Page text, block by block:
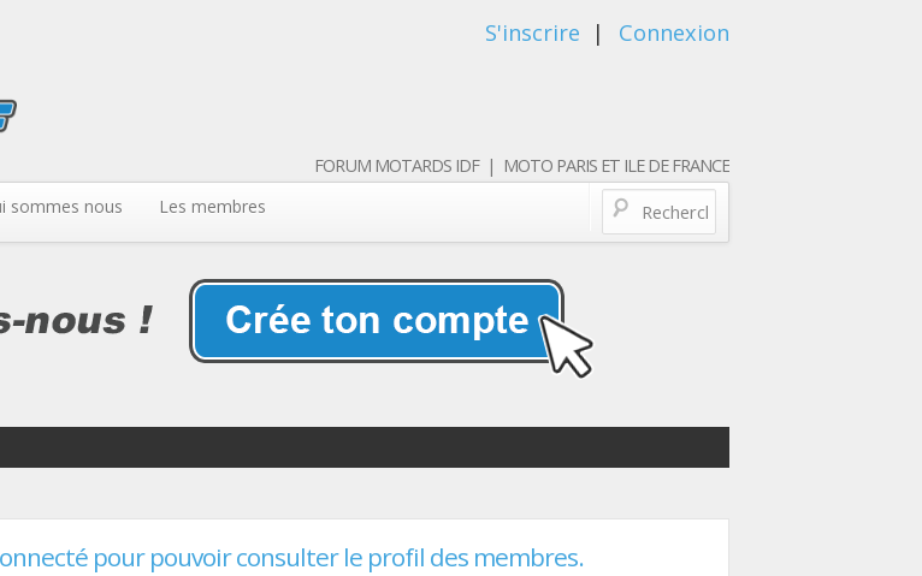
S'inscrire | Connexion
FORUM MOTARDS IDF | MOTO PARIS ET ILE DE FRANCE
sommes nous Les membres
pour pouvoir consulter le profil des membres.